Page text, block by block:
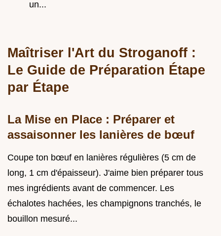
un...
Maîtriser l'Art du Stroganoff :
Le Guide de Préparation Étape
par Étape
La Mise en Place : Préparer et
assaisonner les lanières de bœuf
Coupe ton bœuf en lanières régulières (5 cm de
long, 1 cm d'épaisseur). J'aime bien préparer tous
mes ingrédients avant de commencer. Les
échalotes hachées, les champignons tranchés, le
bouillon mesuré...